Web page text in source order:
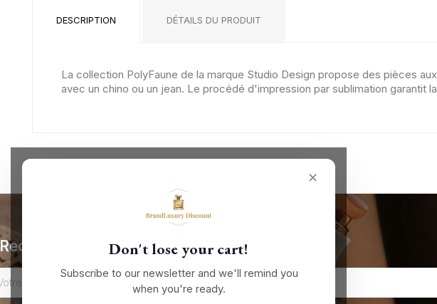
DESCRIPTION DÉTAILS DU PRODUIT
La collection PolyFaune de la marque Studio Design propose des pièces
avec un chino ou un jean. Le procédé d'impression par sublimation garantit
✕
Don't lose your cart!
Subscribe to our newsletter and we'll remind you
when you're ready.
Recevez nos offres spéciales